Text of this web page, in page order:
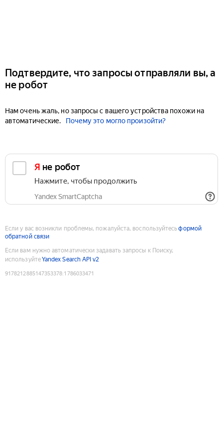
Подтвердите, что запросы отправляли вы, а
не робот
Нам очень жаль, но запросы с вашего устройства похожи на
автоматические.
Почему это могло произойти?
Я не робот
Нажмите, чтобы продолжить
Yandex SmartCaptcha
Если у вас возникли проблемы, пожалуйста, воспользуйтесьформой
обратной связи
Если вам нужно автоматически задавать запросы к Поиску,
используйтеYandex Search API v2
9178212885147353378:1786033471